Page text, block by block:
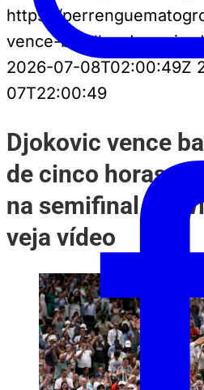
https://
vence-batalha-de-mais-
2026-07-08T02:00:49Z
07T22:00:49
Djokovic vence
de cinco horas e
na semifinal de
veja vídeo